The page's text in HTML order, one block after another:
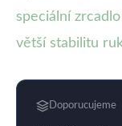
speciální
větší stabilitu
Doporucujeme